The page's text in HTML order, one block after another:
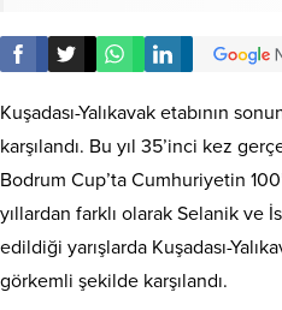
Kuşadası-Yalıkavak etabının
karşılandı. Bu yıl 35’inci kez
Bodrum Cup’ta Cumhuriyetin
yıllardan farklı olarak Selanik ve
edildiği yarışlarda Kuşadası-
görkemli şekilde karşılandı.